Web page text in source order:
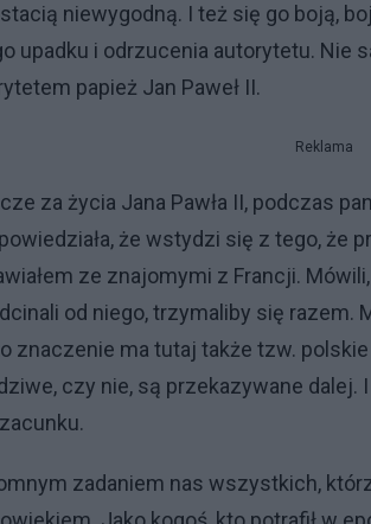
niewygodną. I też się go boją,
upadku i odrzucenia autorytetu. Nie
papież Jan Paweł II.
Reklama
za życia Jana Pawła II, podczas
że wstydzi się z tego, że
ze znajomymi z Francji.
od niego, trzymaliby się
znaczenie ma tutaj także tzw.
czy nie, są przekazywane
zadaniem nas wszystkich,